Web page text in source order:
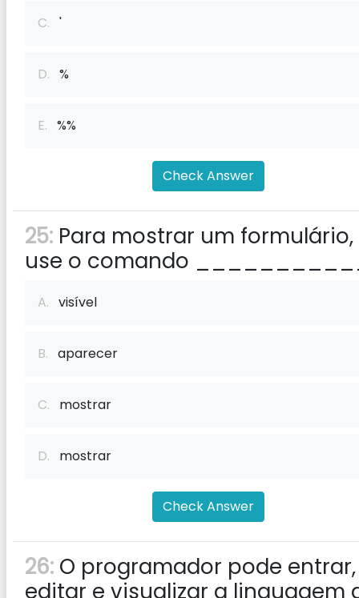
C. '
D. %
E. %%
Check Answer
25: Para mostrar um formulário,
use o comando
A. visível
B. aparecer
C. mostrar
D. mostrar
Check Answer
26: O programador pode entrar,
editar e visualizar a linguagem